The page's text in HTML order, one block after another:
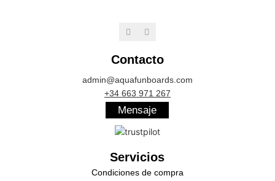
Contacto
admin@aquafunboards.com
+34 663 971 267
Mensaje
Servicios
Condiciones de compra